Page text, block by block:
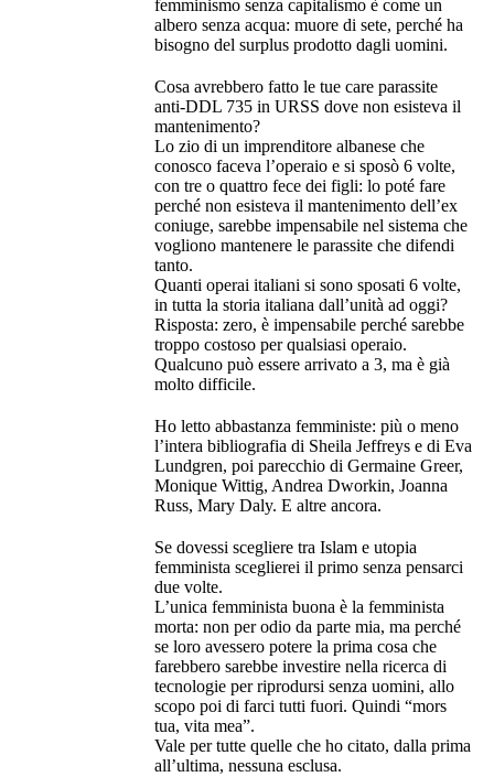
femminismo senza capitalismo è come un
albero senza acqua: muore di sete, perché ha
bisogno del surplus prodotto dagli uomini.
Cosa avrebbero fatto le tue care parassite
anti-DDL 735 in URSS dove non esisteva il
mantenimento?
Lo zio di un imprenditore albanese che
conosco faceva l’operaio e si sposò 6 volte,
con tre o quattro fece dei figli: lo poté fare
perché non esisteva il mantenimento dell’ex
coniuge, sarebbe impensabile nel sistema che
vogliono mantenere le parassite che difendi
tanto.
Quanti operai italiani si sono sposati 6 volte,
in tutta la storia italiana dall’unità ad oggi?
Risposta: zero, è impensabile perché sarebbe
troppo costoso per qualsiasi operaio.
Qualcuno può essere arrivato a 3, ma è già
molto difficile.
Ho letto abbastanza femministe: più o meno
l’intera bibliografia di Sheila Jeffreys e di Eva
Lundgren, poi parecchio di Germaine Greer,
Monique Wittig, Andrea Dworkin, Joanna
Russ, Mary Daly. E altre ancora.
Se dovessi scegliere tra Islam e utopia
femminista sceglierei il primo senza pensarci
due volte.
L’unica femminista buona è la femminista
morta: non per odio da parte mia, ma perché
se loro avessero potere la prima cosa che
farebbero sarebbe investire nella ricerca di
tecnologie per riprodursi senza uomini, allo
scopo poi di farci tutti fuori. Quindi “mors
tua, vita mea”.
Vale per tutte quelle che ho citato, dalla prima
all’ultima, nessuna esclusa.